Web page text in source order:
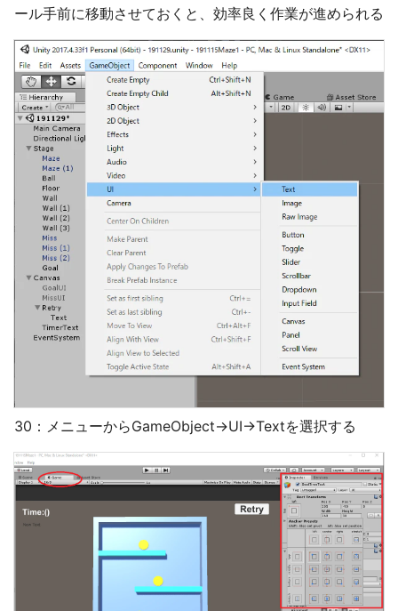
ール手前に移動させておくと、効率良く作業が進められる
30：メニューからGameObject→UI→Textを選択する